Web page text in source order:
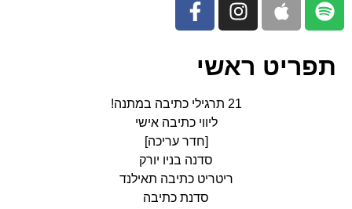
תפריט ראשי
21 תרגילי כתיבה במתנה!
ליווי כתיבה אישי
[חדר עריכה]
סדנה בניו יורק
ריטריט כתיבה תאילנד
סדנת כתיבה